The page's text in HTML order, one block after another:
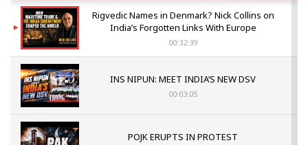
Rigvedic Names in Denmark? Nick Collins on
India’s Forgotten Links With Europe
00:32:39
INS NIPUN: MEET INDIA’S NEW DSV
00:03:05
POJK ERUPTS IN PROTEST